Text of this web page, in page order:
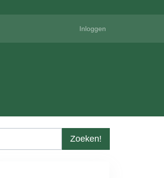
Inloggen
Zoeken!